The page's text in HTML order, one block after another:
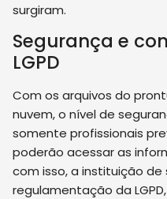
surgiram.
Segurança e
LGPD
Com os arquivos do
nuvem, o nível de
somente profissionais
poderão acessar as
com isso, a instituição
regulamentação da